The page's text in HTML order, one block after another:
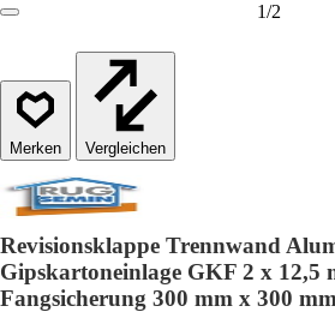
1/2
Vergleichen
Revisionsklappe Trennwand
Gipskartoneinlage GKF 2 x 12,5
Fangsicherung 300 mm x 300 mm